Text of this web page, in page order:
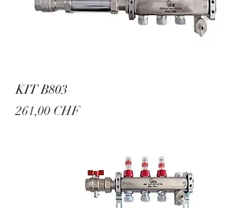
KIT B803
Prix
261,00 CHF